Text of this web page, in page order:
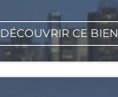
DÉCOUVRIR CE BIEN